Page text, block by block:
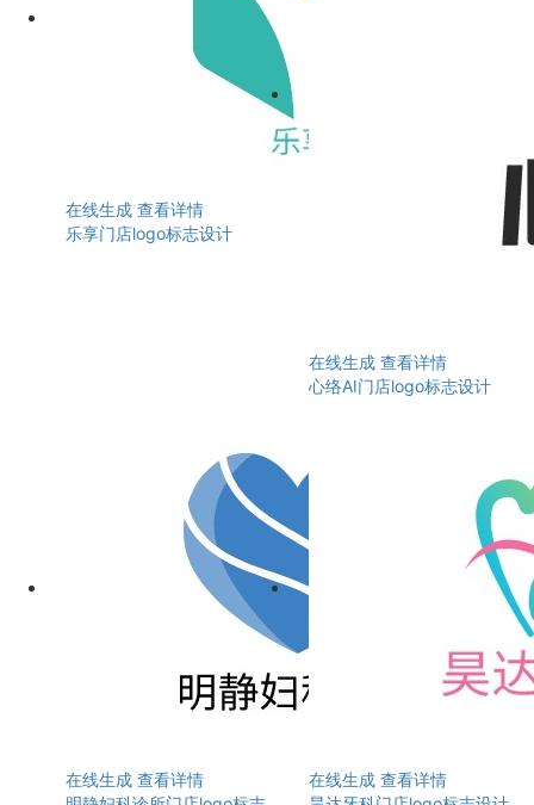
在线生成 查看详情
乐享门店logo标志设计
在线生成 查看详情
心络AI门店logo标志设计
在线生成 查看详情
在线生成 查看详情